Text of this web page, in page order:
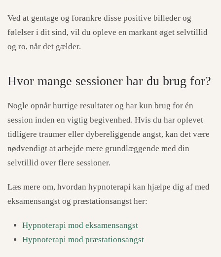
Ved at gentage og forankre disse positive billeder og
følelser i dit sind, vil du opleve en markant øget selvtillid
og ro, når det gælder.
Hvor mange sessioner har du brug for?
Nogle opnår hurtige resultater og har kun brug for én
session inden en vigtig begivenhed. Hvis du har oplevet
tidligere traumer eller dybereliggende angst, kan det være
nødvendigt at arbejde mere grundlæggende med din
selvtillid over flere sessioner.
Læs mere om, hvordan hypnoterapi kan hjælpe dig af med
eksamensangst og præstationsangst her:
Hypnoterapi mod eksamensangst
Hypnoterapi mod præstationsangst